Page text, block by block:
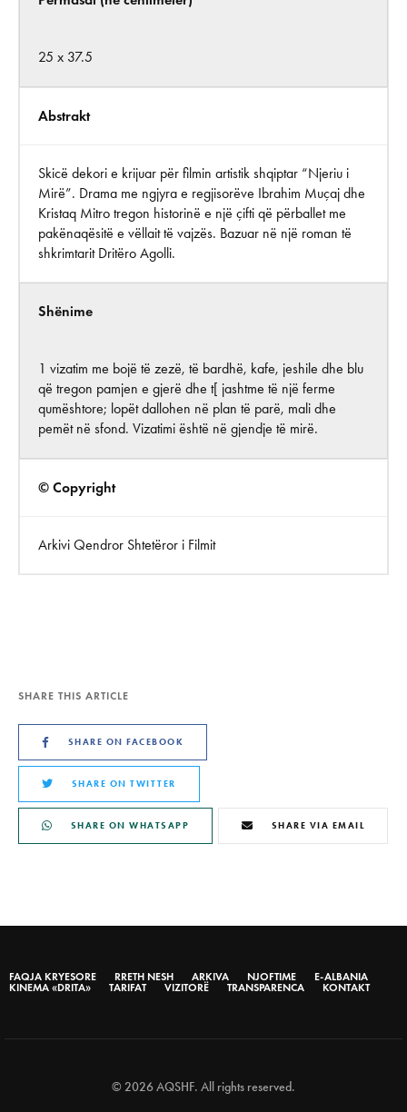
25 x 37.5
Abstrakt
Skicë dekori e krijuar për filmin artistik shqiptar “Njeriu i
Mirë”. Drama me ngjyra e regjisorëve Ibrahim Muçaj dhe
Kristaq Mitro tregon historinë e një çifti që përballet me
pakënaqësitë e vëllait të vajzës. Bazuar në një roman të
shkrimtarit Dritëro Agolli.
Shënime
1 vizatim me bojë të zezë, të bardhë, kafe, jeshile dhe blu
që tregon pamjen e gjerë dhe t[ jashtme të një ferme
qumështore; lopët dallohen në plan të parë, mali dhe
pemët në sfond. Vizatimi është në gjendje të mirë.
© Copyright
Arkivi Qendror Shtetëror i Filmit
SHARE THIS ARTICLE
SHARE ON FACEBOOK
SHARE ON TWITTER
SHARE ON WHATSAPP SHARE VIA EMAIL
FAQJA KRYESORE RRETH NESH ARKIVA NJOFTIME
E-ALBANIA
KINEMA «DRITA»
TARIFAT VIZITORË TRANSPARENCA KONTAKT
© 2026 AQSHF. All rights reserved.